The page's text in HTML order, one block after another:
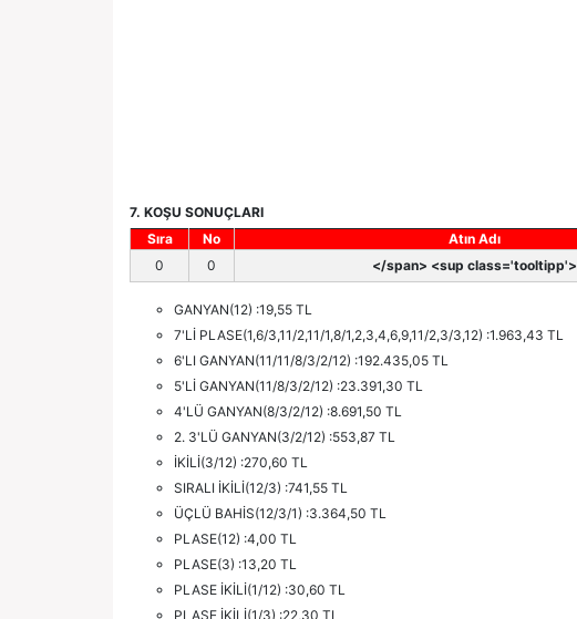
7. KOŞU SONUÇLARI
Sıra
No Atın Adı
0
0 </span> <sup class='tooltipp'>
GANYAN(12) :19,55 TL
7'Lİ PLASE(1,6/3,11/2,11/1,8/1,2,3,4,6,9,11/2,3/3,12) :1.963,43 TL
6'LI GANYAN(11/11/8/3/2/12) :192.435,05 TL
5'Lİ GANYAN(11/8/3/2/12) :23.391,30 TL
4'LÜ GANYAN(8/3/2/12) :8.691,50 TL
2. 3'LÜ GANYAN(3/2/12) :553,87 TL
İKİLİ(3/12) :270,60 TL
SIRALI İKİLİ(12/3) :741,55 TL
ÜÇLÜ BAHİS(12/3/1) :3.364,50 TL
PLASE(12) :4,00 TL
PLASE(3) :13,20 TL
PLASE İKİLİ(1/12) :30,60 TL
PLASE İKİLİ(1/3) :22,30 TL